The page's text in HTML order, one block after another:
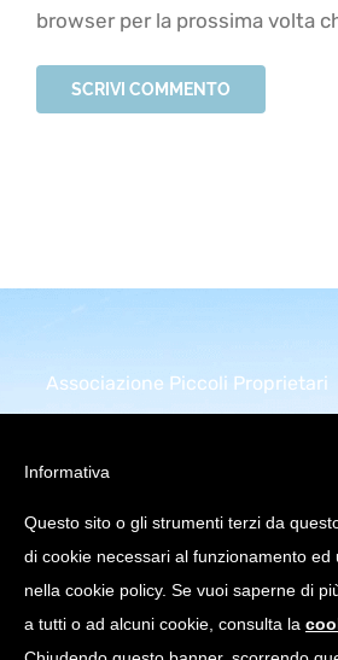
browser per la prossima volta
Associazione Piccoli Proprietari
20124 Milano (MI)
C.Fiscale: 97751640158
info@appice.it |
Informativa
Questo sito o gli strumenti terzi da
di cookie necessari al funzionamento ed
nella cookie policy. Se vuoi saperne di
a tutti o ad alcuni cookie, consulta la